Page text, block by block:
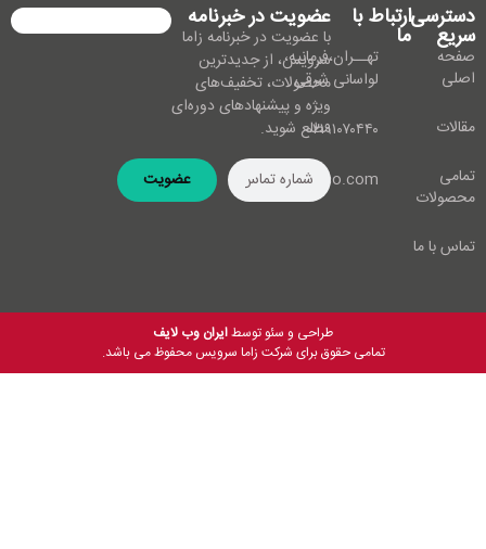
دسترسی
سریع
صفحه
اصلی
مقالات
تمامی
محصولات
تماس با ما
ارتباط با
ما
تهــران،فرمانیه،
لواسانی شرقی
۰۲۱۹۱۰۷۰۴۴۰
info@zamaco.com
عضویت در خبرنامه
با عضویت در خبرنامه زاما
سرویس، از جدیدترین
محصولات، تخفیف‌های
ویژه و پیشنهادهای دوره‌ای
مطلع شوید.
عضویت
طراحی و سئو توسطایران وب لایف
تمامی حقوق برای شرکت زاما سرویس محفوظ می باشد.